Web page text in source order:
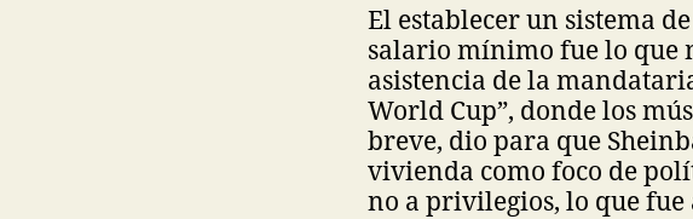
El establecer un sistema
salario mínimo fue lo que
asistencia de la
World Cup”, donde los
breve, dio para que
vivienda como foco de
no a privilegios, lo que